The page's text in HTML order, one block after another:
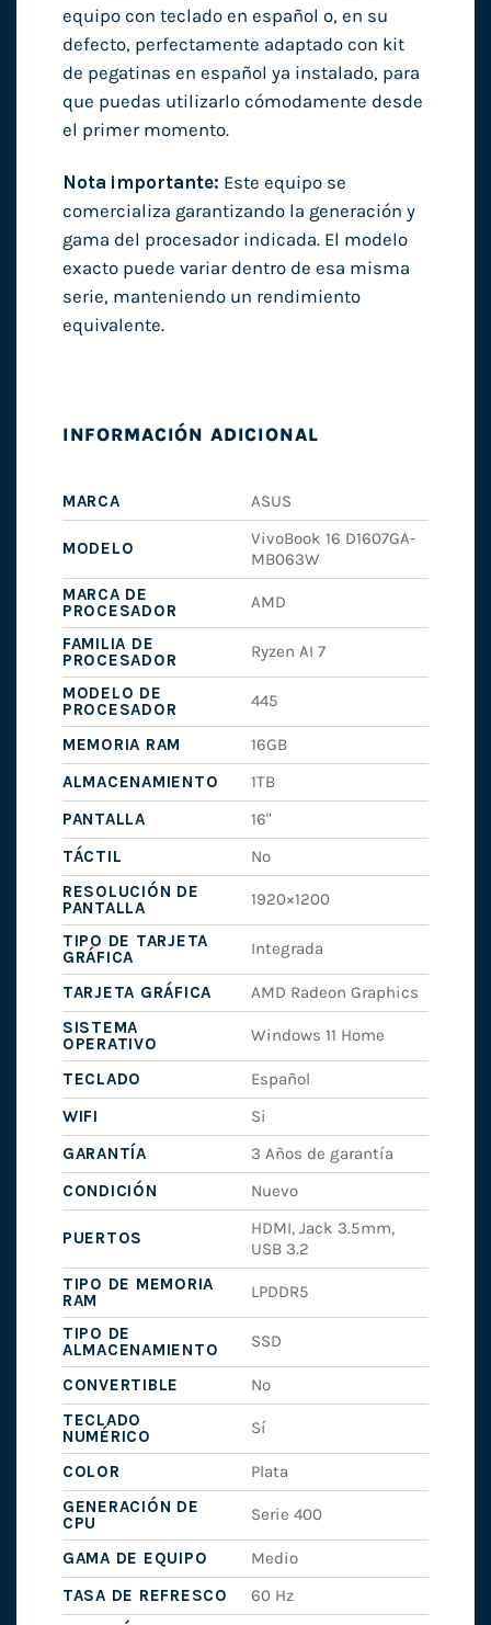
equipo con teclado en español o, en su
defecto, perfectamente adaptado con kit
de pegatinas en español ya instalado, para
que puedas utilizarlo cómodamente desde
el primer momento.
Nota importante: Este equipo se
comercializa garantizando la generación y
gama del procesador indicada. El modelo
exacto puede variar dentro de esa misma
serie, manteniendo un rendimiento
equivalente.
INFORMACIÓN ADICIONAL
MARCA ASUS
MODELO
VivoBook 16 D1607GA-
MB063W
MARCA DE
PROCESADOR
AMD
FAMILIA DE
PROCESADOR
Ryzen AI 7
MODELO DE
PROCESADOR
445
MEMORIA RAM
16GB
ALMACENAMIENTO
1TB
PANTALLA
16"
TÁCTIL
No
RESOLUCIÓN DE
PANTALLA
1920×1200
TIPO DE TARJETA
GRÁFICA
Integrada
TARJETA GRÁFICA
AMD Radeon Graphics
SISTEMA
OPERATIVO
Windows 11 Home
TECLADO
Español
WIFI
Si
GARANTÍA
3 Años de garantía
CONDICIÓN
Nuevo
PUERTOS
HDMI, Jack 3.5mm,
USB 3.2
TIPO DE MEMORIA
RAM
LPDDR5
TIPO DE
ALMACENAMIENTO
SSD
CONVERTIBLE
No
TECLADO
NUMÉRICO
Sí
COLOR
Plata
GENERACIÓN DE
CPU
Serie 400
GAMA DE EQUIPO
Medio
TASA DE REFRESCO
60 Hz